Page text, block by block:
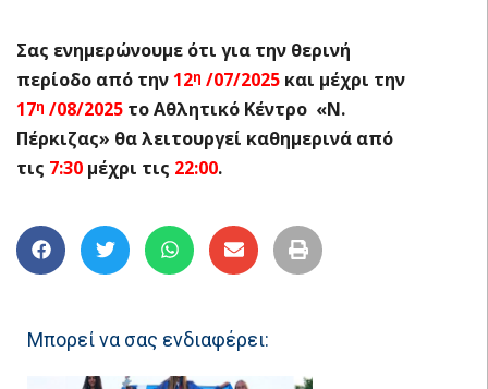
Σας ενημερώνουμε ότι για την θερινή
περίοδο από την 12η /07/2025 και μέχρι την
17η /08/2025 το Αθλητικό Κέντρο «Ν.
Πέρκιζας» θα λειτουργεί καθημερινά από
τις 7:30 μέχρι τις 22:00.
Μπορεί να σας ενδιαφέρει: